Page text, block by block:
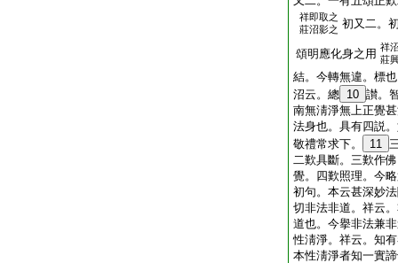
祥即取之
莊沼影之 初又二。
頌明應化身之用 祥
莊
結。今轉無違。標
沼云。總 10 讃。
南無淸淨無上正覺
法身也。具有四説
敬禮常求下。
11
二歎具斷。三歎作
覺。四歎照理。今
初句。本云甚深妙
切非法非道。祥云
道也。今擧非法兼
性淸淨。祥云。知
本性淸淨者知一實